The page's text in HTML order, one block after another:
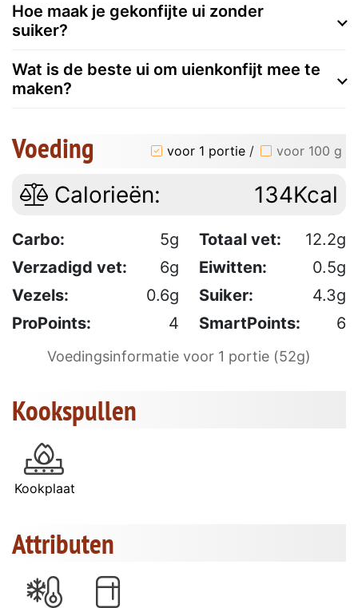
Hoe maak je gekonfijte ui zonder
suiker?
Wat is de beste ui om uienkonfijt mee te
maken?
Voeding voor 1 portie / voor 100 g
Calorieën: 134Kcal
Carbo: 5g Totaal vet:
12.2g
Verzadigd vet:
6g Eiwitten:
0.5g
Vezels:
0.6g Suiker:
4.3g
ProPoints:
4 SmartPoints: 6
Voedingsinformatie voor 1 portie (52g)
Kookspullen
Kookplaat
Attributen